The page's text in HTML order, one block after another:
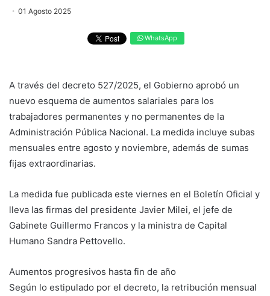
01 Agosto 2025
WhatsApp
A través del decreto 527/2025, el Gobierno aprobó un
nuevo esquema de aumentos salariales para los
trabajadores permanentes y no permanentes de la
Administración Pública Nacional. La medida incluye subas
mensuales entre agosto y noviembre, además de sumas
fijas extraordinarias.
La medida fue publicada este viernes en el Boletín Oficial y
lleva las firmas del presidente Javier Milei, el jefe de
Gabinete Guillermo Francos y la ministra de Capital
Humano Sandra Pettovello.
Aumentos progresivos hasta fin de año
Según lo estipulado por el decreto, la retribución mensual